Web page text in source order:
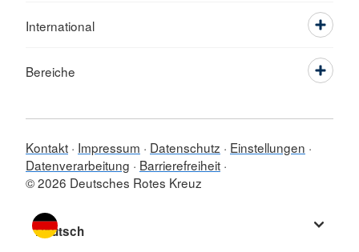
International
Bereiche
Kontakt Impressum Datenschutz
Einstellungen
Datenverarbeitung
Barrierefreiheit
© 2026 Deutsches Rotes Kreuz
Sprache wechseln zu